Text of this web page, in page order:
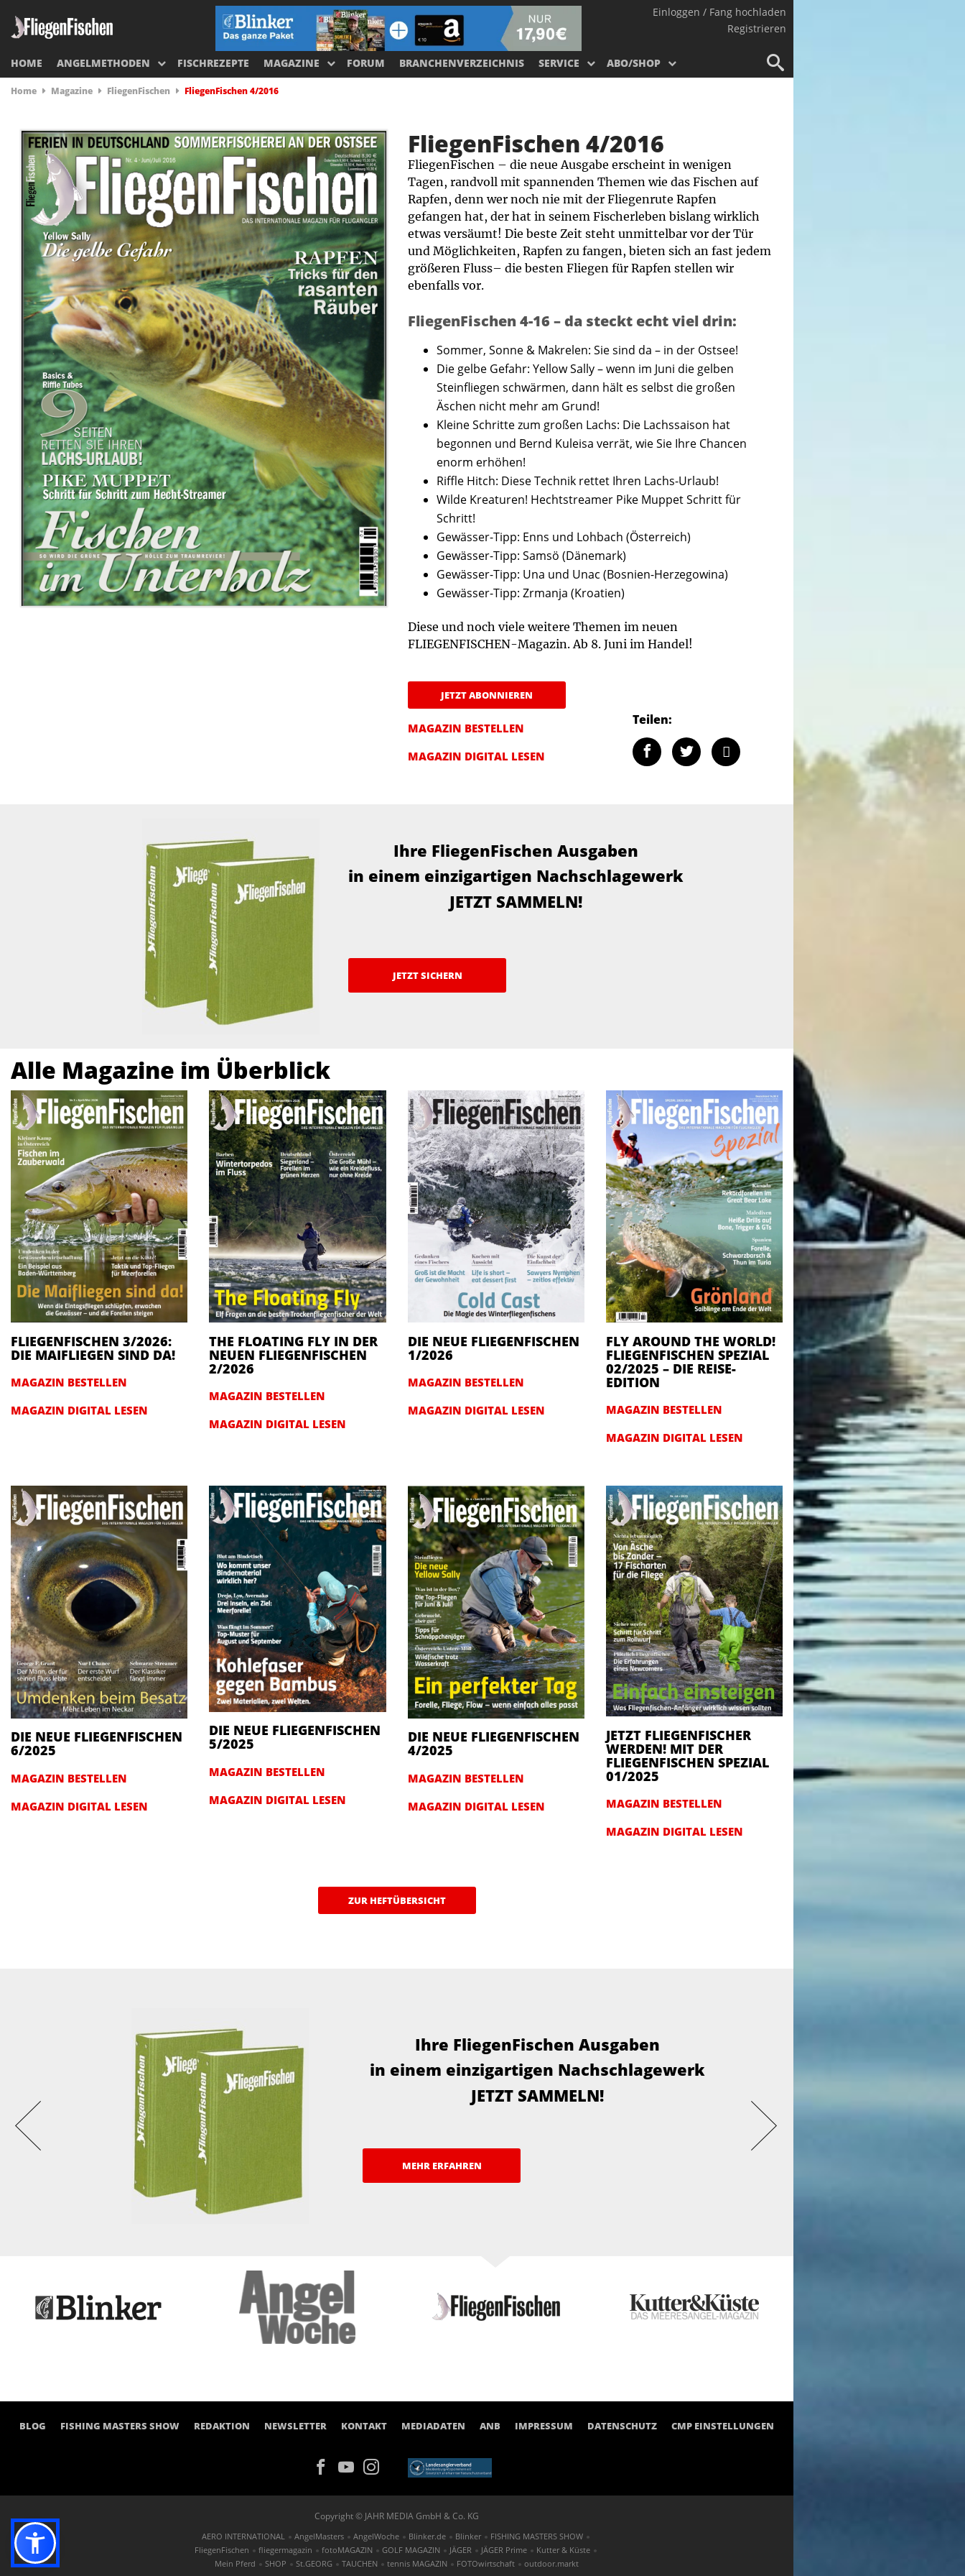
Einloggen / Fang hochladen
Registrieren
HOME ANGELMETHODEN FISCHREZEPTE MAGAZINE FORUM BRANCHENVERZEICHNIS SERVICE ABO/SHOP
Home Magazine FliegenFischen FliegenFischen 4/2016
FliegenFischen 4/2016
FliegenFischen – die neue Ausgabe erscheint in wenigen
Tagen, randvoll mit spannenden Themen wie das Fischen auf
Rapfen, denn wer noch nie mit der Fliegenrute Rapfen
gefangen hat, der hat in seinem Fischerleben bislang wirklich
etwas versäumt! Die beste Zeit steht unmittelbar vor der Tür
und Möglichkeiten, Rapfen zu fangen, bieten sich an fast jedem
größeren Fluss– die besten Fliegen für Rapfen stellen wir
ebenfalls vor.
FliegenFischen 4-16 – da steckt echt viel drin:
Sommer, Sonne & Makrelen: Sie sind da – in der Ostsee!
Die gelbe Gefahr: Yellow Sally – wenn im Juni die gelben
Steinfliegen schwärmen, dann hält es selbst die großen
Äschen nicht mehr am Grund!
Kleine Schritte zum großen Lachs: Die Lachssaison hat
begonnen und Bernd Kuleisa verrät, wie Sie Ihre Chancen
enorm erhöhen!
Riffle Hitch: Diese Technik rettet Ihren Lachs-Urlaub!
Wilde Kreaturen! Hechtstreamer Pike Muppet Schritt für
Schritt!
Gewässer-Tipp: Enns und Lohbach (Österreich)
Gewässer-Tipp: Samsö (Dänemark)
Gewässer-Tipp: Una und Unac (Bosnien-Herzegowina)
Gewässer-Tipp: Zrmanja (Kroatien)
Diese und noch viele weitere Themen im neuen
FLIEGENFISCHEN-Magazin. Ab 8. Juni im Handel!
JETZT ABONNIEREN
MAGAZIN BESTELLEN
MAGAZIN DIGITAL LESEN
Teilen:
Ihre FliegenFischen Ausgaben
in einem einzigartigen Nachschlagewerk
JETZT SAMMELN!
JETZT SICHERN
Alle Magazine im Überblick
FLIEGENFISCHEN 3/2026:
DIE MAIFLIEGEN SIND DA!
MAGAZIN BESTELLEN
MAGAZIN DIGITAL LESEN
THE FLOATING FLY IN DER
NEUEN FLIEGENFISCHEN
2/2026
MAGAZIN BESTELLEN
MAGAZIN DIGITAL LESEN
DIE NEUE FLIEGENFISCHEN
1/2026
MAGAZIN BESTELLEN
MAGAZIN DIGITAL LESEN
FLY AROUND THE WORLD!
FLIEGENFISCHEN SPEZIAL
02/2025 – DIE REISE-
EDITION
MAGAZIN BESTELLEN
MAGAZIN DIGITAL LESEN
DIE NEUE FLIEGENFISCHEN
6/2025
MAGAZIN BESTELLEN
MAGAZIN DIGITAL LESEN
DIE NEUE FLIEGENFISCHEN
5/2025
MAGAZIN BESTELLEN
MAGAZIN DIGITAL LESEN
DIE NEUE FLIEGENFISCHEN
4/2025
MAGAZIN BESTELLEN
MAGAZIN DIGITAL LESEN
JETZT FLIEGENFISCHER
WERDEN! MIT DER
FLIEGENFISCHEN SPEZIAL
01/2025
MAGAZIN BESTELLEN
MAGAZIN DIGITAL LESEN
ZUR HEFTÜBERSICHT
Ihre FliegenFischen Ausgaben
in einem einzigartigen Nachschlagewerk
JETZT SAMMELN!
MEHR ERFAHREN
BLOG FISHING MASTERS SHOW REDAKTION NEWSLETTER KONTAKT MEDIADATEN ANB IMPRESSUM DATENSCHUTZ CMP EINSTELLUNGEN
Copyright © JAHR MEDIA GmbH & Co. KG
AERO INTERNATIONAL AngelMasters AngelWoche Blinker.de Blinker
FISHING MASTERS SHOW
FliegenFischen
fliegermagazin fotoMAGAZIN GOLF MAGAZIN JÄGER JÄGER Prime
Kutter & Küste
Mein Pferd
SHOP St.GEORG TAUCHEN tennis MAGAZIN FOTOwirtschaft outdoor.markt